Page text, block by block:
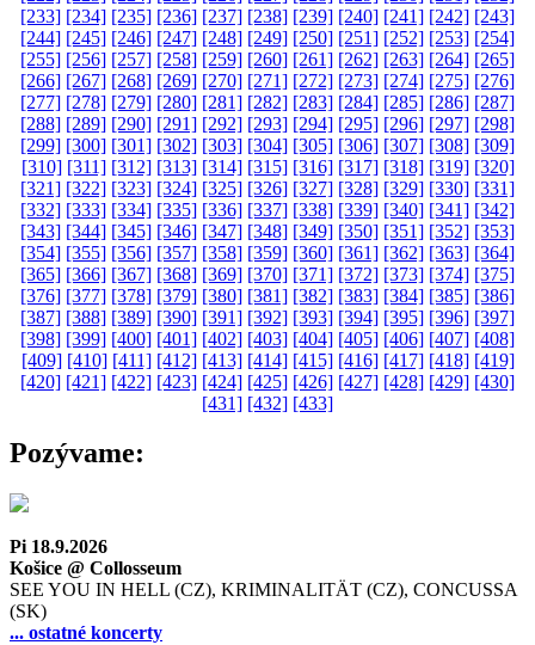
[233] [234] [235] [236] [237] [238] [239] [240] [241] [242] [243]
[244] [245] [246] [247] [248] [249] [250] [251] [252] [253] [254]
[255] [256] [257] [258] [259] [260] [261] [262] [263] [264] [265]
[266] [267] [268] [269] [270] [271] [272] [273] [274] [275] [276]
[277] [278] [279] [280] [281] [282] [283] [284] [285] [286] [287]
[288] [289] [290] [291] [292] [293] [294] [295] [296] [297] [298]
[299] [300] [301] [302] [303] [304] [305] [306] [307] [308] [309]
[310] [311] [312] [313] [314] [315] [316] [317] [318] [319] [320]
[321] [322] [323] [324] [325] [326] [327] [328] [329] [330] [331]
[332] [333] [334] [335] [336] [337] [338] [339] [340] [341] [342]
[343] [344] [345] [346] [347] [348] [349] [350] [351] [352] [353]
[354] [355] [356] [357] [358] [359] [360] [361] [362] [363] [364]
[365] [366] [367] [368] [369] [370] [371] [372] [373] [374] [375]
[376] [377] [378] [379] [380] [381] [382] [383] [384] [385] [386]
[387] [388] [389] [390] [391] [392] [393] [394] [395] [396] [397]
[398] [399] [400] [401] [402] [403] [404] [405] [406] [407] [408]
[409] [410] [411] [412] [413] [414] [415] [416] [417] [418] [419]
[420] [421] [422] [423] [424] [425] [426] [427] [428] [429] [430]
[431] [432] [433]
Pozývame:
Pi 18.9.2026
Košice @ Collosseum
SEE YOU IN HELL (CZ), KRIMINALITÄT (CZ), CONCUSSA
(SK)
... ostatné koncerty